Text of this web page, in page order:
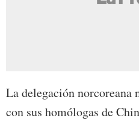
La delegación norcoreana
con sus homólogas de